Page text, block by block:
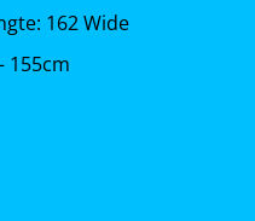
162 Wide
155cm